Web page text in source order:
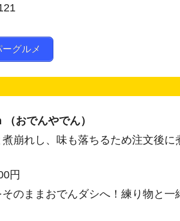
グルメ
おでんやでん）
崩れし、味も落ちるため注文後に
円
のままおでんダシへ！練り物と一